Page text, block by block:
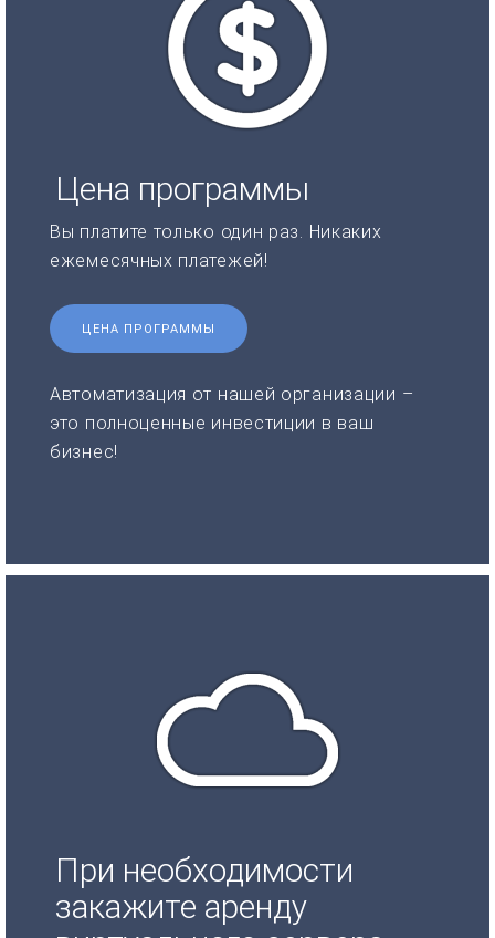
Цена программы
Вы платите только один раз. Никаких
ежемесячных платежей!
ЦЕНА ПРОГРАММЫ
Автоматизация от нашей организации –
это полноценные инвестиции в ваш
бизнес!
При необходимости
закажите аренду